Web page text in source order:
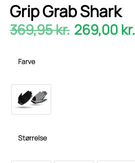
Grip Grab Shark
369,95kr. 269,00 kr.
Farve
Størrelse